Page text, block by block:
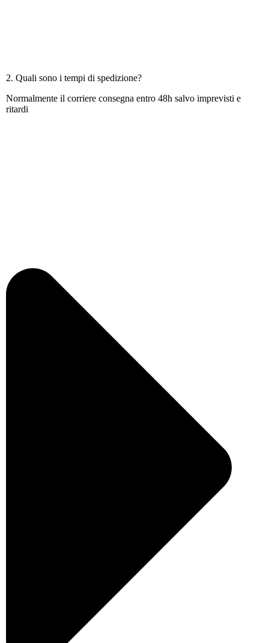
2. Quali sono i tempi di spedizione?
Normalmente il corriere consegna entro 48h salvo imprevisti e
ritardi